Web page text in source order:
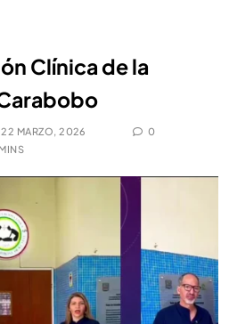
Clínica de la
22 MARZO, 2026
0